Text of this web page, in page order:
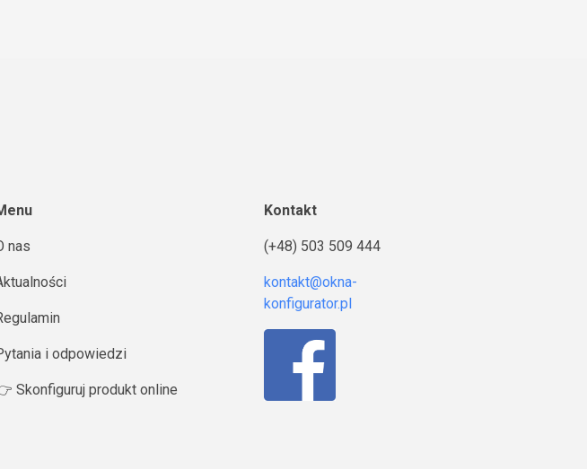
nas
i odpowiedzi
Skonfiguruj produkt online
Kontakt
(+48) 503 509 444